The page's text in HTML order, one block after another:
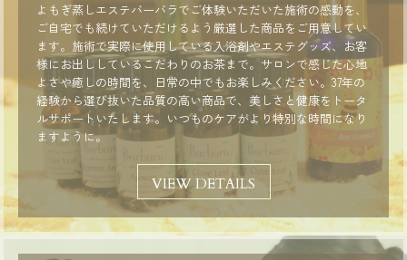
よもぎ蒸しエステバーバラでご体験いただいた施術の感動を、
ご自宅でも続けていただけるよう厳選した商品をご用意してい
ます。施術で実際に使用している入浴剤やエステグッズ、お客
様にお出ししているこだわりのお茶まで。サロンで感じた心地
よさや癒しの時間を、日常の中でもお楽しみください。37年の
経験から選び抜いた品質の高い商品で、美しさと健康をトータ
ルサポートいたします。いつものケアがより特別な時間になり
ますように。
VIEW DETAILS